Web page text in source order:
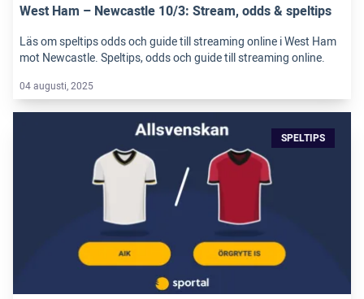
West Ham – Newcastle 10/3: Stream, odds & speltips
Läs om speltips odds och guide till streaming online i West Ham
mot Newcastle. Speltips, odds och guide till streaming online.
04 augusti, 2025
SPELTIPS